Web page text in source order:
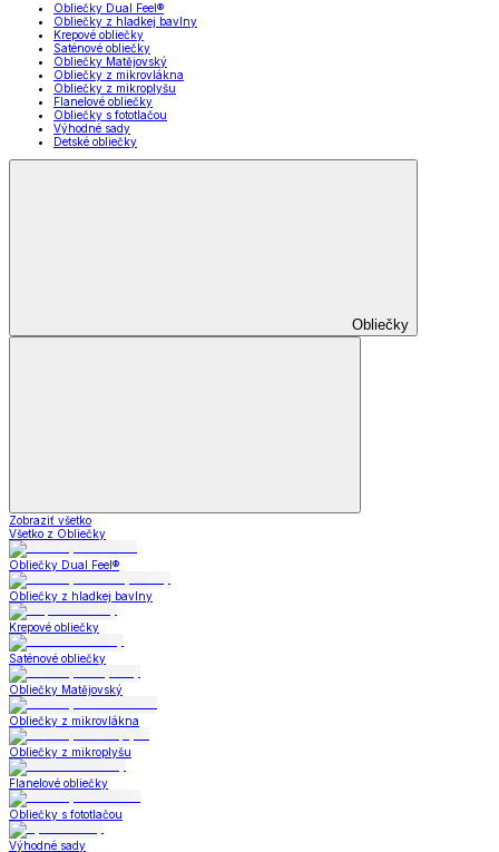
Obliečky Dual Feel®
Obliečky z hladkej bavlny
Krepové obliečky
Saténové obliečky
Obliečky Matějovský
Obliečky z mikrovlákna
Obliečky z mikroplyšu
Flanelové obliečky
Obliečky s fototlačou
Výhodné sady
Detské obliečky
Obliečky
Zobraziť všetko
Všetko z Obliečky
Obliečky Dual Feel®
Obliečky z hladkej bavlny
Krepové obliečky
Saténové obliečky
Obliečky Matějovský
Obliečky z mikrovlákna
Obliečky z mikroplyšu
Flanelové obliečky
Obliečky s fototlačou
Výhodné sady